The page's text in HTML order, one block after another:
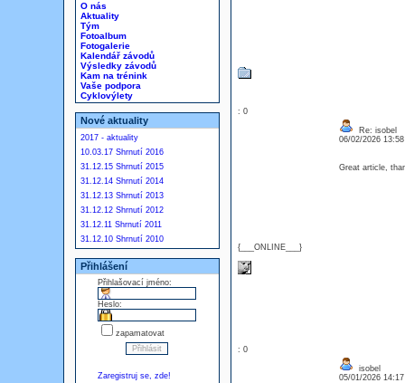
O nás
Aktuality
Tým
Fotoalbum
Fotogalerie
Kalendář závodů
Výsledky závodů
Kam na trénink
Vaše podpora
Cyklovýlety
Nové aktuality
2017 - aktuality
10.03.17 Shrnutí 2016
31.12.15 Shrnutí 2015
31.12.14 Shrnutí 2014
31.12.13 Shrnutí 2013
31.12.12 Shrnutí 2012
31.12.11 Shrnutí 2011
31.12.10 Shrnutí 2010
Přihlášení
Přihlašovací jméno:
Heslo:
zapamatovat
Zaregistruj se, zde!
: 0
{___ONLINE___}
Re: isobel
06/02/2026
Great article,
: 0
isobel
05/01/2026